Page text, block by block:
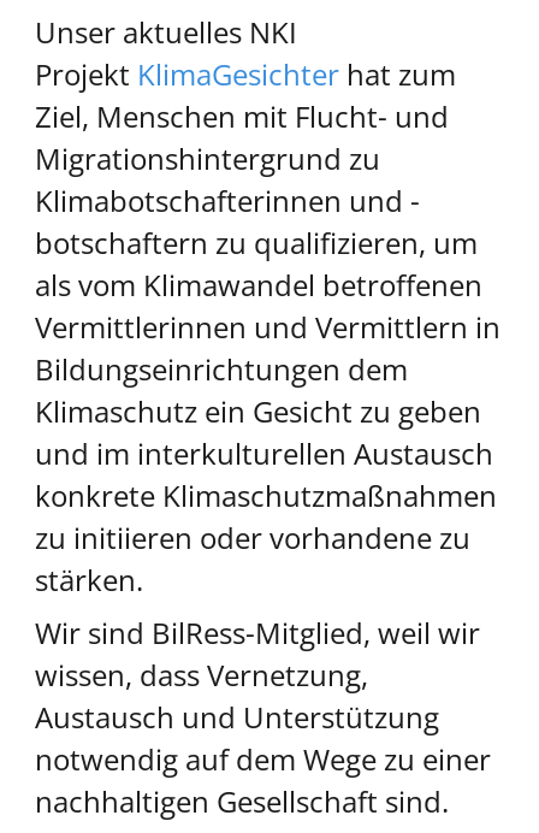
Unser aktuelles NKI
Projekt KlimaGesichterhat zum
Ziel, Menschen mit Flucht- und
Migrationshintergrund zu
Klimabotschafterinnen und -
botschaftern zu qualifizieren, um
als vom Klimawandel betroffenen
Vermittlerinnen und Vermittlern in
Bildungseinrichtungen dem
Klimaschutz ein Gesicht zu geben
und im interkulturellen Austausch
konkrete Klimaschutzmaßnahmen
zu initiieren oder vorhandene zu
stärken.
Wir sind BilRess-Mitglied, weil wir
wissen, dass Vernetzung,
Austausch und Unterstützung
notwendig auf dem Wege zu einer
nachhaltigen Gesellschaft sind.